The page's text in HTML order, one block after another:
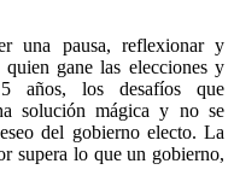
una pausa, reflexionar y
quien gane las elecciones y
años, los desafíos que
solución mágica y no se
del gobierno electo. La
supera lo que un gobierno,